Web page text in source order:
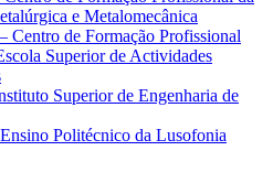
e Metalomecânica
Centro de Formação Profissional
Superior de Actividades
Superior de Engenharia de
Politécnico da Lusofonia